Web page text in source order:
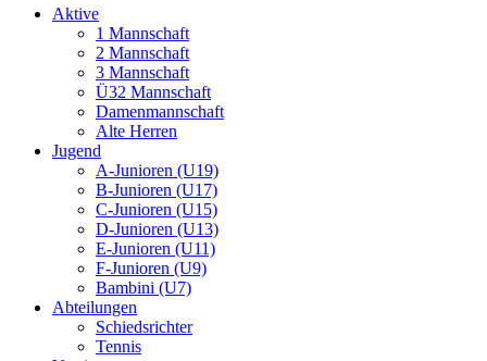
Aktive
1 Mannschaft
2 Mannschaft
3 Mannschaft
Ü32 Mannschaft
Damenmannschaft
Alte Herren
Jugend
A-Junioren (U19)
B-Junioren (U17)
C-Junioren (U15)
D-Junioren (U13)
E-Junioren (U11)
F-Junioren (U9)
Bambini (U7)
Abteilungen
Schiedsrichter
Tennis